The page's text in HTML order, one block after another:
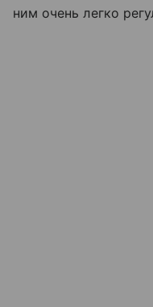
ним очень легко